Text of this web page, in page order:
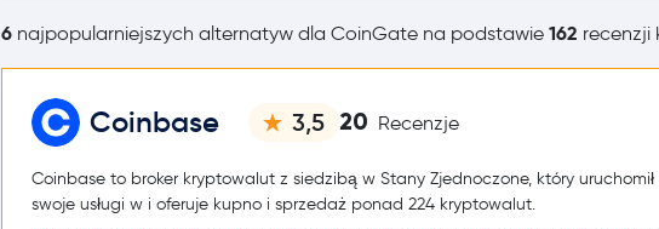
6 najpopularniejszych alternatyw dla CoinGate na podstawie 162 recenzji
Coinbase 3,5 20 Recenzje
Coinbase to broker kryptowalut z siedzibą w Stany Zjednoczone, który uruchomił
swoje usługi w i oferuje kupno i sprzedaż ponad 224 kryptowalut.